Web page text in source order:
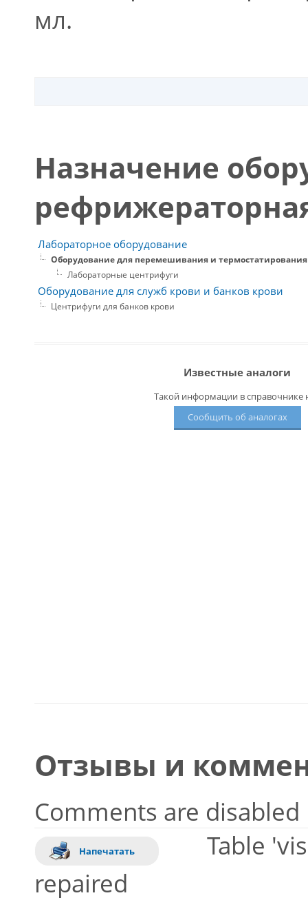
мл.
Назначение
Лабораторное оборудование
Оборудование для перемешивания и термостатирования
Лабораторные центрифуги
Оборудование для служб крови и банков крови
Центрифуги для банков крови
Известные аналоги
Такой информации в справочнике
Сообщить об аналогах
Отзывы и
Comments are disabled
Напечатать
Table
repaired